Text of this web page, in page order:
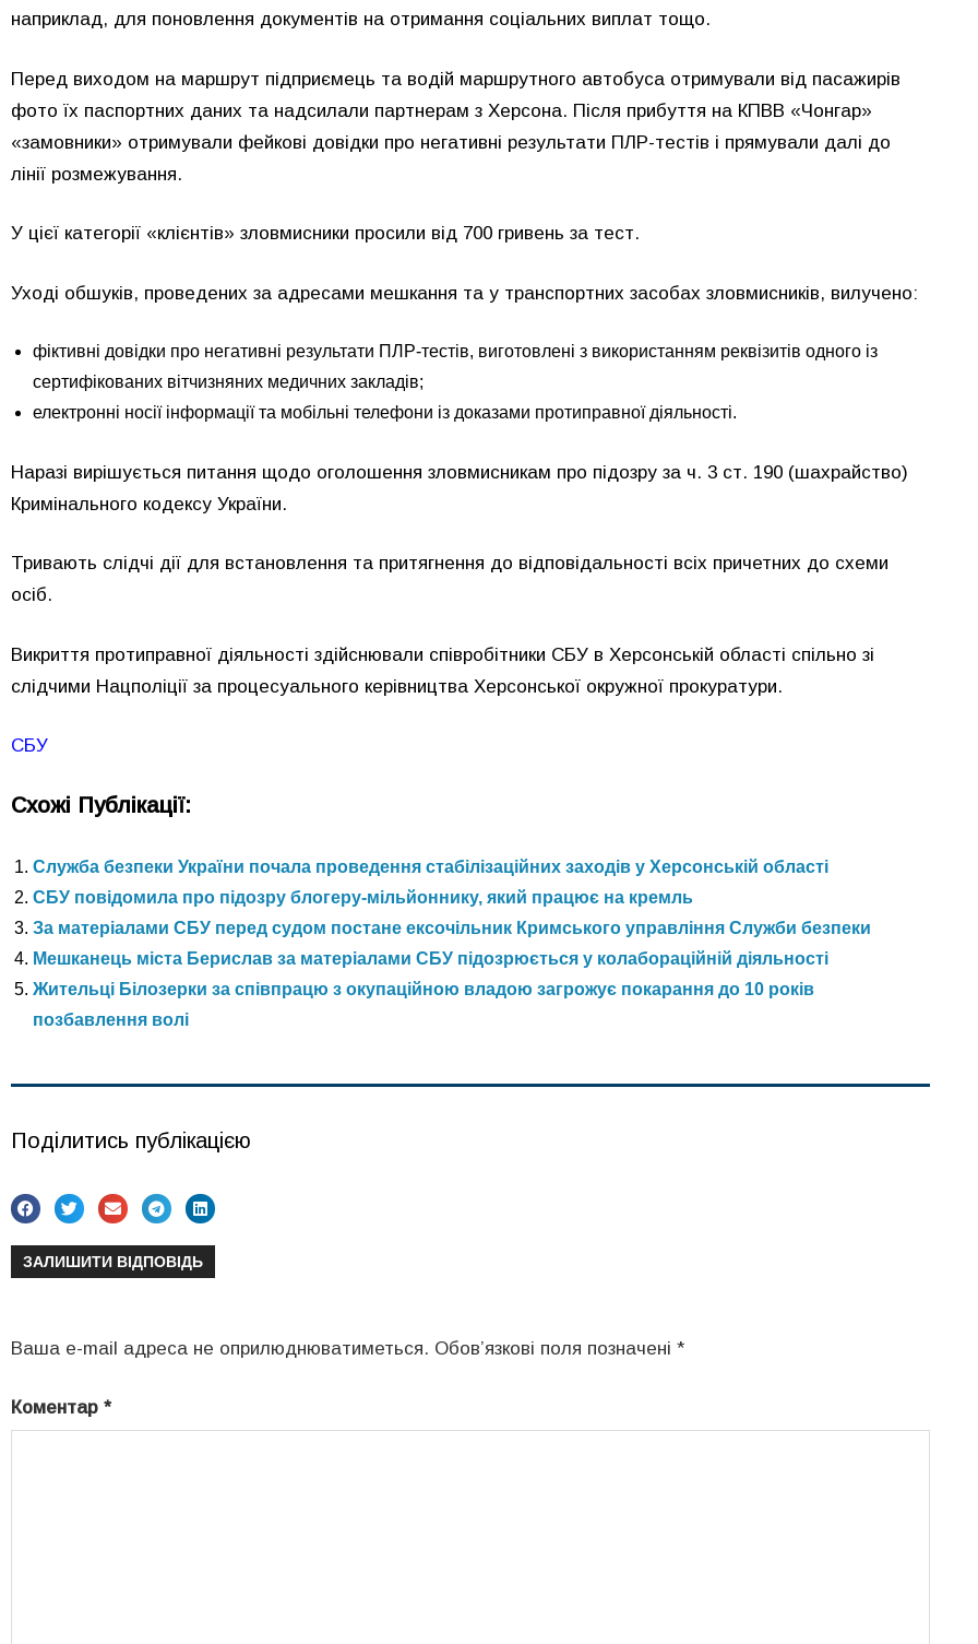
наприклад, для поновлення документів на отримання соціальних виплат тощо.
Перед виходом на маршрут підприємець та водій маршрутного автобуса отримували від пасажирів
фото їх паспортних даних та надсилали партнерам з Херсона. Після прибуття на КПВВ «Чонгар»
«замовники» отримували фейкові довідки про негативні результати ПЛР-тестів і прямували далі до
лінії розмежування.
У цієї категорії «клієнтів» зловмисники просили від 700 гривень за тест.
Уході обшуків, проведених за адресами мешкання та у транспортних засобах зловмисників, вилучено:
фіктивні довідки про негативні результати ПЛР-тестів, виготовлені з використанням реквізитів одного із
сертифікованих вітчизняних медичних закладів;
електронні носії інформації та мобільні телефони із доказами протиправної діяльності.
Наразі вирішується питання щодо оголошення зловмисникам про підозру за ч. 3 ст. 190 (шахрайство)
Кримінального кодексу України.
Тривають слідчі дії для встановлення та притягнення до відповідальності всіх причетних до схеми
осіб.
Викриття протиправної діяльності здійснювали співробітники СБУ в Херсонській області спільно зі
слідчими Нацполіції за процесуального керівництва Херсонської окружної прокуратури.
СБУ
Схожі Публікації:
Служба безпеки України почала проведення стабілізаційних заходів у Херсонській області
СБУ повідомила про підозру блогеру-мільйоннику, який працює на кремль
За матеріалами СБУ перед судом постане ексочільник Кримського управління Служби безпеки
Мешканець міста Берислав за матеріалами СБУ підозрюється у колабораційній діяльності
Жительці Білозерки за співпрацю з окупаційною владою загрожує покарання до 10 років
позбавлення волі
Поділитись публікацією
ЗАЛИШИТИ ВІДПОВІДЬ
Ваша e-mail адреса не оприлюднюватиметься. Обов’язкові поля позначені *
Коментар *